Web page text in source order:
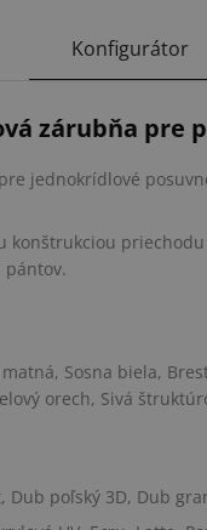
Konfigurátor
zárubňa pre
jednokrídlové
konštrukciou
pántov.
Sosna biela,
orech, Sivá
Dub poľský 3D, Dub